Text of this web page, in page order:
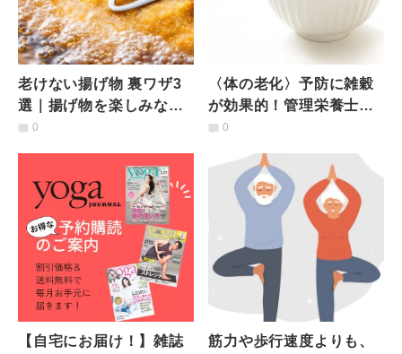
老けない揚げ物 裏ワザ3
選｜揚げ物を楽しみなが
ら「肌年齢を守るコツ」
0
〈体の老化〉予防に雑穀
が効果的！管理栄養士が
教える、今日から雑穀を
0
【自宅にお届け！】雑誌 筋力や歩行速度よりも、